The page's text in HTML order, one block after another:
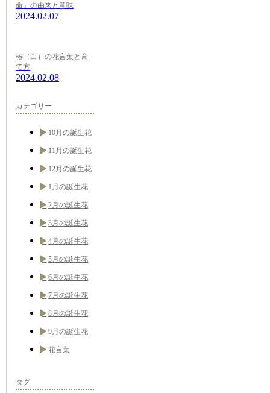
命』の由来と意味
2024.02.07
椿（白）の花言葉と育
て方
2024.02.08
カテゴリー
10月の誕生花
11月の誕生花
12月の誕生花
1月の誕生花
2月の誕生花
3月の誕生花
4月の誕生花
5月の誕生花
6月の誕生花
7月の誕生花
8月の誕生花
9月の誕生花
花言葉
タグ